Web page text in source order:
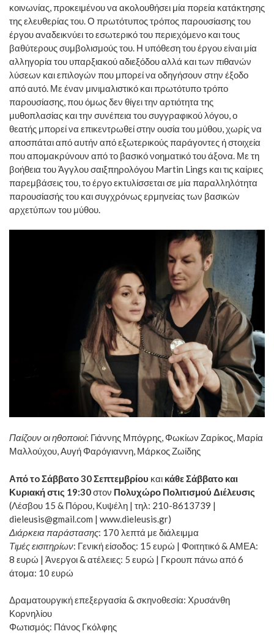
κοινωνίας, προκειμένου να ακολουθήσει μία πορεία κατάκτησης
της ελευθερίας του. Ο πρωτότυπος τρόπος παρουσίασης του
έργου αναδεικνύει το εσωτερικό του περιεχόμενο και τους
βαθύτερους συμβολισμούς του. Η υπόθεση του έργου είναι μία
αλληγορία του υπαρξιακού αδιεξόδου αλλά και των πιθανών
λύσεων και επιλογών που μπορεί να οδηγήσουν στην έξοδο
από αυτό. Με έναν μινιμαλιστικό και πρωτότυπο τρόπο
παρουσίασης, που όμως δεν θίγει την αρτιότητα της
μυθοπλασίας και την συνέπεια του συγγραφικού λόγου, ο
θεατής μπορεί να επικεντρωθεί στην ουσία του μύθου, χωρίς να
αποσπάται από αυτήν από εξωτερικούς παράγοντες ή στοιχεία
που απομακρύνουν από το βασικό νοηματικό του άξονα. Με τη
βοήθεια του Άγγλου σαιξπηρολόγου Martin Lings και τις καίριες
παρεμβάσεις του, το έργο εκτυλίσσεται σε μία παραλληλότητα
παρουσίασής του και συγχρόνως ερμηνείας των βασικών
αρχετύπων του μύθου.
Παίζουν οι ηθοποιοί: Γιάννης Μπόγρης, Φωκίων Ζαρίκος, Μαρία
Μαλλούχου, Αυγή Φαρόγιαννη, Μάρκος Ζωίδης
Από τo Σάββατο 30 Σεπτεμβρίου και κάθε Σάββατο και
Κυριακή στις 19:30στον Πολυχώρο Πολιτισμού Διέλευσις
(Λέσβου 15 & Πόρου, Κυψέλη | τηλ: 210-8613739 |
dieleusis@gmail.com | www.dieleusis.gr)
Διάρκεια παράστασης: 170 λεπτά με διάλειμμα
Τιμές εισιτηρίων: Γενική είσοδος: 15 ευρώ | Φοιτητικό & ΑΜΕΑ:
8 ευρώ | Άνεργοι & ατέλειες: 5 ευρώ | Γκρουπ πάνω από 6
άτομα: 10 ευρώ
Δραματουργική επεξεργασία & σκηνοθεσία: Χρυσάνθη
Κορνηλίου
Φωτισμός: Πάνος Γκόλφης